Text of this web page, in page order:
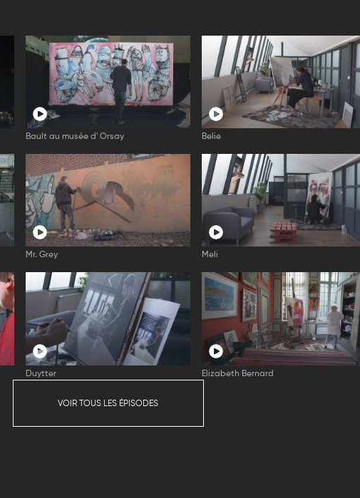
Bault au musée d' Orsay Belie
Mr. Grey Meli
Duytter Elizabeth Bernard
VOIR TOUS LES ÉPISODES